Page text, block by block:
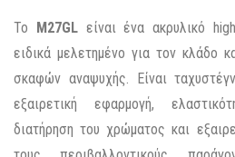
Το M27GLείναι ένα ακρυλικό
ειδικά μελετημένο για τον κλάδο
σκαφών αναψυχής. Είναι
εξαιρετική εφαρμογή,
διατήρηση του χρώματος και